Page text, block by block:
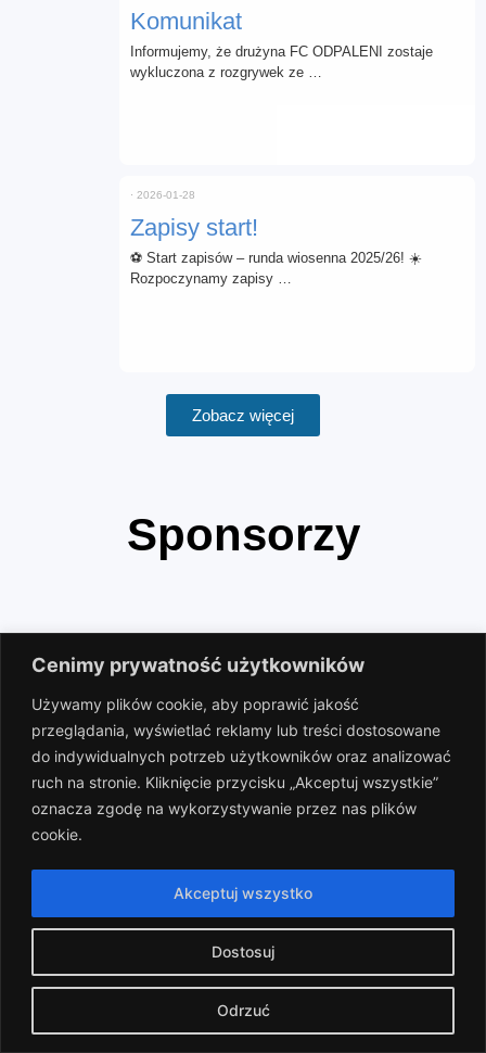
Cenimy prywatność użytkowników
Używamy plików cookie, aby poprawić jakość
przeglądania, wyświetlać reklamy lub treści dostosowane
do indywidualnych potrzeb użytkowników oraz analizować
ruch na stronie. Kliknięcie przycisku „Akceptuj wszystkie”
oznacza zgodę na wykorzystywanie przez nas plików
cookie.
Dostosuj
Odrzuć
Akceptuj wszystko
Komunikat
Informujemy, że drużyna FC ODPALENI zostaje
wykluczona z rozgrywek ze …
Zapisy start!
⋅ 2026-01-28
⚽ Start zapisów – runda wiosenna 2025/26! ☀️
Rozpoczynamy zapisy …
Zobacz więcej
Sponsorzy
Partnerzy